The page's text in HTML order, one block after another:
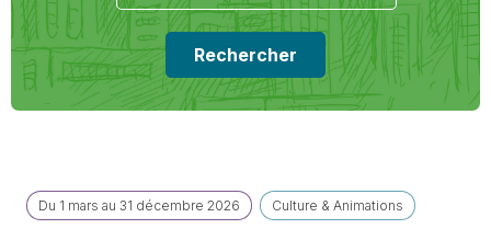
Du 1 mars au 31 décembre 2026 Culture & Animations